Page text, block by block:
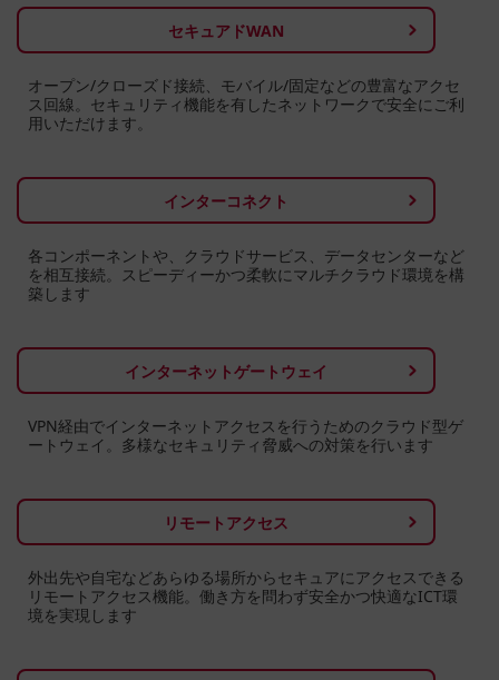
セキュアドWAN
オープン/クローズド接続、モバイル/固定などの豊富なアクセ
ス回線。セキュリティ機能を有したネットワークで安全にご利
用いただけます。
インターコネクト
各コンポーネントや、クラウドサービス、データセンターなど
を相互接続。スピーディーかつ柔軟にマルチクラウド環境を構
築します
インターネットゲートウェイ
VPN経由でインターネットアクセスを行うためのクラウド型ゲ
ートウェイ。多様なセキュリティ脅威への対策を行います
リモートアクセス
外出先や自宅などあらゆる場所からセキュアにアクセスできる
リモートアクセス機能。働き方を問わず安全かつ快適なICT環
境を実現します